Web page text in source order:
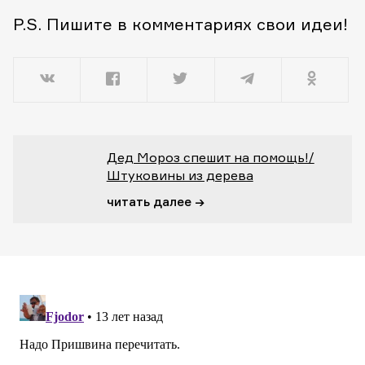
P.S. Пишите в комментариях свои идеи!
Дед Мороз спешит на помощь!/
Штуковины из дерева
читать далее →